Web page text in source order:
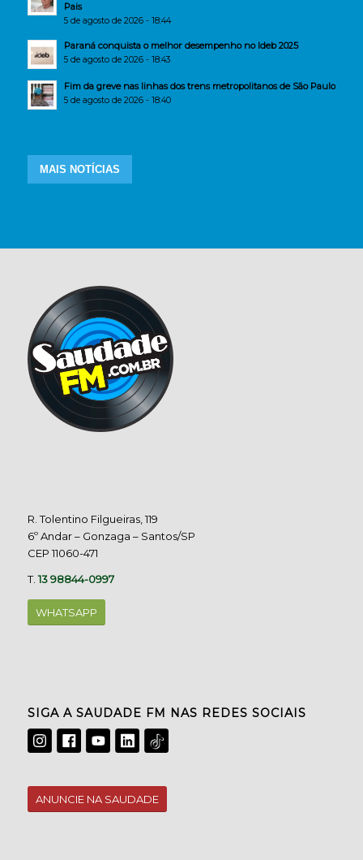
Pais
5 de agosto de 2026 - 18:44
Paraná conquista o melhor desempenho no Ideb 2025
5 de agosto de 2026 - 18:43
Fim da greve nas linhas dos trens metropolitanos de São Paulo
5 de agosto de 2026 - 18:40
MAIS NOTÍCIAS
R. Tolentino Filgueiras, 119
6º Andar – Gonzaga – Santos/SP
CEP 11060-471
T.13 98844-0997
WHATSAPP
SIGA A SAUDADE FM NAS REDES SOCIAIS
ANUNCIE NA SAUDADE